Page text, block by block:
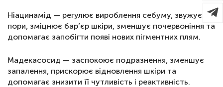
Ніацинамід — регулює вироблення себуму, звужує
пори, зміцнює бар’єр шкіри, зменшує почервоніння та
допомагає запобігти появі нових пігментних плям.
Мадекасосид — заспокоює подразнення, зменшує
запалення, прискорює відновлення шкіри та
допомагає знизити її чутливість і реактивність.